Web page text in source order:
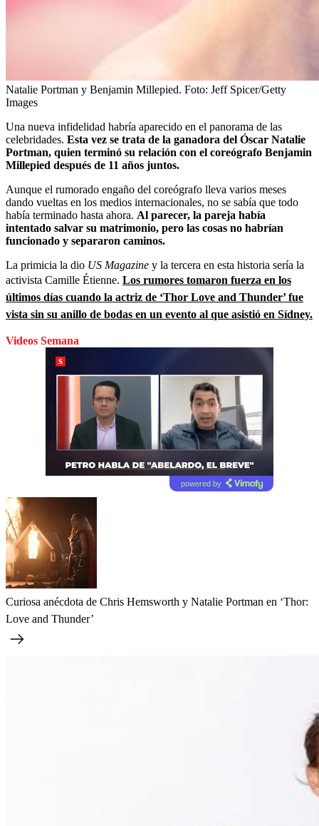
Natalie Portman y Benjamin Millepied. Foto: Jeff Spicer/Getty
Images
Una nueva infidelidad habría aparecido en el panorama de las
celebridades. Esta vez se trata de la ganadora del Óscar Natalie
Portman, quien terminó su relación con el coreógrafo Benjamin
Millepied después de 11 años juntos.
Aunque el rumorado engaño del coreógrafo lleva varios meses
dando vueltas en los medios internacionales, no se sabía que todo
había terminado hasta ahora. Al parecer, la pareja había
intentado salvar su matrimonio, pero las cosas no habrían
funcionado y separaron caminos.
La primicia la dio US Magazine y la tercera en esta historia sería la
activista Camille Étienne. Los rumores tomaron fuerza en los
últimos días cuando la actriz de ‘Thor Love and Thunder’fue
vista sin su anillo de bodas en un evento al que asistió en Sídney.
Videos Semana
powered by
Curiosa anécdota de Chris Hemsworth y Natalie Portman en ‘Thor:
Love and Thunder’